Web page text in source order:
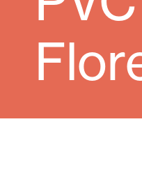
Cortinas de Vidro